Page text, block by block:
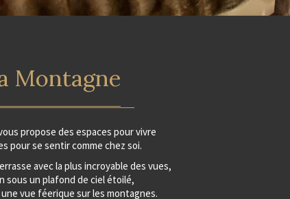
Montagne
propose des espaces pour vivre
pour se sentir comme chez soi.
avec la plus incroyable des vues,
sous un plafond de ciel étoilé,
vue féerique sur les montagnes.